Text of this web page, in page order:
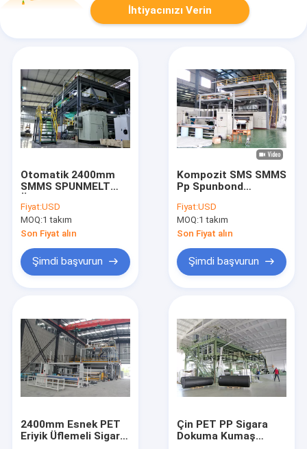
İhtiyacınızı Verin
Otomatik 2400mm
SMMS SPUNMELT
Kumaş Makinası
Fiyat:USD
MOQ:1 takım
Son Fiyat alın
Şimdi başvurun
Kompozit SMS SMMS
Pp Spunbond
Makine Bezi Üretim
Birimi
Fiyat:USD
MOQ:1 takım
Son Fiyat alın
Şimdi başvurun
2400mm Esnek PET
Eriyik Üflemeli Sigara
Çin PET PP Sigara
Dokuma Kumaş